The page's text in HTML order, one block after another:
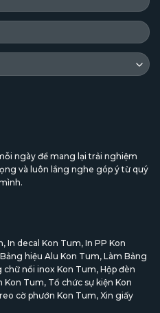
ngày để mang lại trải nghiệm
và luôn lắng nghe góp ý từ quý
, In decal Kon Tum, In PP Kon
hiệu Alu Kon Tum, Làm Bảng
chữ nổi inox Kon Tum, Hộp đèn
Kon Tum, Tổ chức sự kiện Kon
cờ phướn Kon Tum, Xin giấy